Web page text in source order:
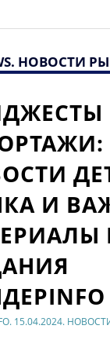
НОВОСТИ
И
15.04.2024.